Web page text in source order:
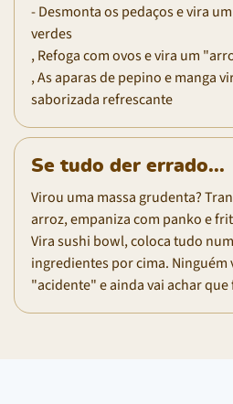
- Desmonta os pedaços e vira
verdes
, Refoga com ovos e vira um
, As aparas de pepino e manga
saborizada refrescante
Se tudo der errado...
Virou uma massa grudenta?
arroz, empaniza com panko e
Vira sushi bowl, coloca tudo
ingredientes por cima. Ninguém
"acidente" e ainda vai achar